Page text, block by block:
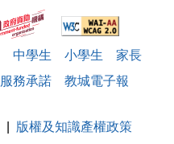
中學生 小學生
家長
服務承諾 教城電子報
版權及知識產權政策